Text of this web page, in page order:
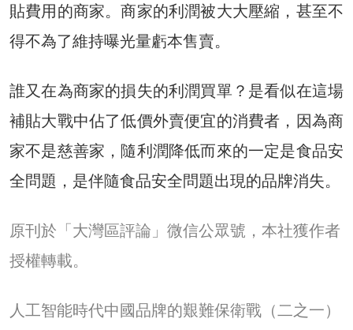
貼費用的商家。商家的利潤被大大壓縮，甚至不
得不為了維持曝光量虧本售賣。
誰又在為商家的損失的利潤買單？是看似在這場
補貼大戰中佔了低價外賣便宜的消費者，因為商
家不是慈善家，隨利潤降低而來的一定是食品安
全問題，是伴隨食品安全問題出現的品牌消失。
原刊於「大灣區評論」微信公眾號，本社獲作者
授權轉載。
人工智能時代中國品牌的艱難保衛戰（二之一）